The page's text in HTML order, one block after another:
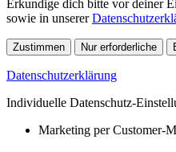
Erkundige dich bitte vor deiner
sowie in unserer
Zustimmen Nur erforderliche
Datenschutzerklärung
Individuelle Datenschutz-
Marketing per Customer-